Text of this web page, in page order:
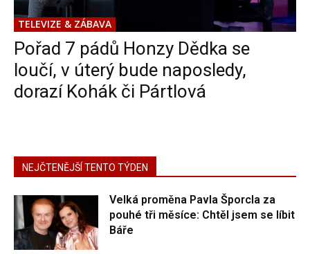
TELEVIZE & ZÁBAVA
Pořad 7 pádů Honzy Dědka se
loučí, v úterý bude naposledy,
dorazí Kohák či Pártlová
NEJČTENĚJŠÍ TENTO TÝDEN
Velká proměna Pavla Šporcla za
pouhé tři měsíce: Chtěl jsem se líbit
Báře